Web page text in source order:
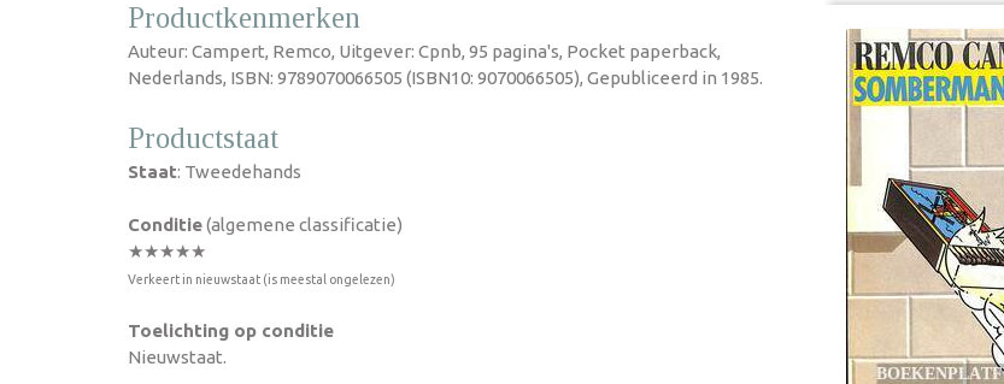
Productkenmerken
Auteur: Campert, Remco, Uitgever: Cpnb, 95 pagina's, Pocket paperback,
Nederlands, ISBN: 9789070066505 (ISBN10: 9070066505), Gepubliceerd in 1985.
Productstaat
Staat: Tweedehands
Conditie(algemene classificatie)
★★★★★
Verkeert in nieuwstaat (is meestal ongelezen)
Toelichting op conditie
Nieuwstaat.